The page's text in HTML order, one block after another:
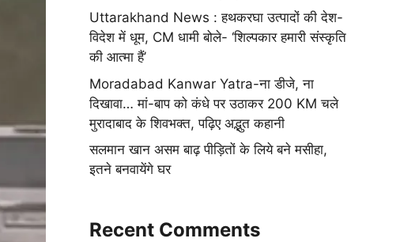
Uttarakhand News : हथकरघा उत्पादों की देश-
विदेश में धूम, CM धामी बोले- ‘शिल्पकार हमारी संस्कृति
की आत्मा हैं’
Moradabad Kanwar Yatra-ना डीजे, ना
दिखावा… मां-बाप को कंधे पर उठाकर 200 KM चले
मुरादाबाद के शिवभक्त, पढ़िए अद्भुत कहानी
सलमान खान असम बाढ़ पीड़ितों के लिये बने मसीहा,
इतने बनवायेंगे घर
Recent Comments